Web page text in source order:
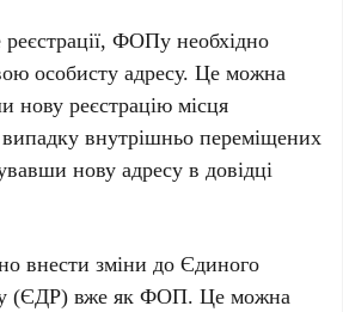
ФОПу необхідно
особисту адресу. Це можна
нову реєстрацію місця
внутрішньо переміщених
нову адресу в довідці
внести зміни до Єдиного
(ЄДР) вже як ФОП. Це можна